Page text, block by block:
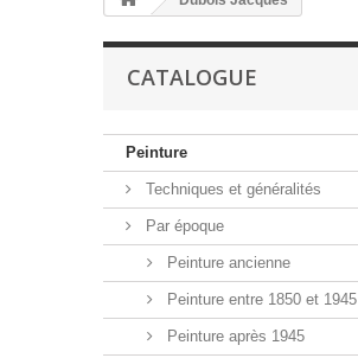
CATALOGUE
Peinture
Techniques et généralités
Par époque
Peinture ancienne
Peinture entre 1850 et 1945
Peinture après 1945